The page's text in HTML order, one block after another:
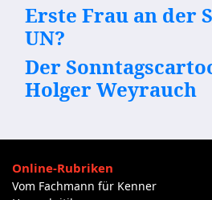
Erste Frau an der
UN?
Der
Holger Weyrauch
Online-Rubriken
Vom Fachmann für Kenner